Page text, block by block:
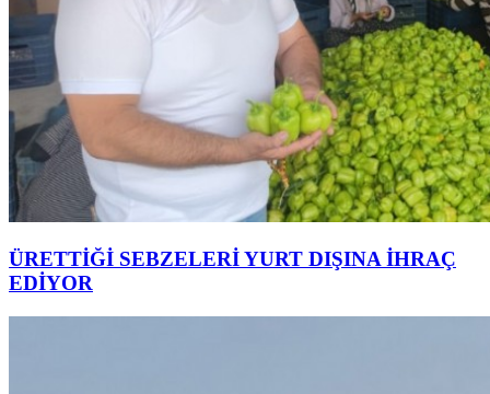
ÜRETTİĞİ SEBZELERİ YURT DIŞINA İHRAÇ
EDİYOR